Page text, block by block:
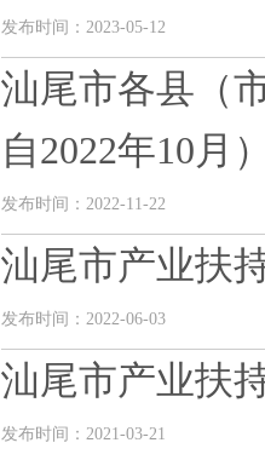
发布时间：2023-05-12
汕尾市各县（
自2022年10月
发布时间：2022-11-22
汕尾市产业扶
发布时间：2022-06-03
汕尾市产业扶
发布时间：2021-03-21